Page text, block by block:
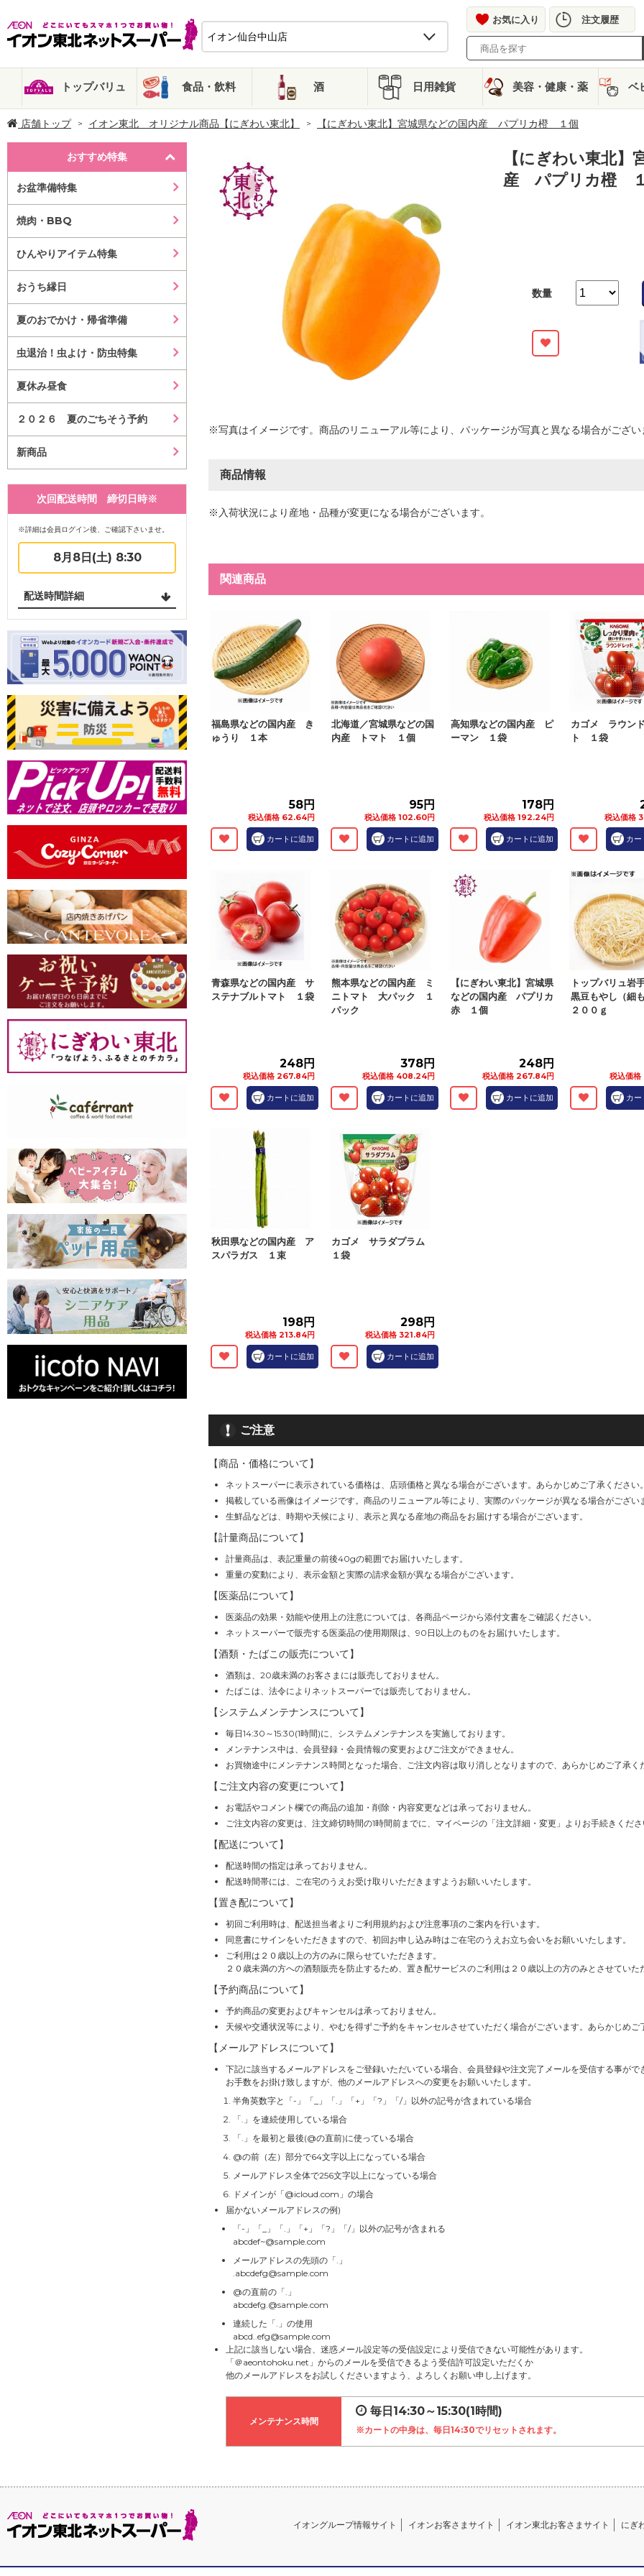
お気に入り 注文履歴
トップバリュ 食品・飲料 酒 日用雑貨 美容・健康・薬 ベ
店舗トップ イオン東北 オリジナル商品【にぎわい東北】 【にぎわい東北】宮城県などの国内産 パプリカ橙 １個
おすすめ特集
お盆準備特集
焼肉・BBQ
ひんやりアイテム特集
おうち縁日
夏のおでかけ・帰省準備
虫退治！虫よけ・防虫特集
夏休み昼食
２０２６ 夏のごちそう予約
新商品
次回配送時間 締切日時※
※詳細は会員ログイン後、ご確認下さいませ。
8月8日(土) 8:30
配送時間詳細
【にぎわい東北】
産 パプリカ橙
数量
※写真はイメージです。商品のリニューアル等により、パッケージが写真と異なる場合がござい
商品情報
※入荷状況により産地・品種が変更になる場合がございます。
関連商品
福島県などの国内産 き
ゅうり １本
58円
税込価格 62.64円
カートに追加
北海道／宮城県などの国
内産 トマト １個
95円
税込価格 102.60円
カートに追加
高知県などの国内産 ピ
ーマン １袋
178円
税込価格 192.24円
カートに追加
カゴメ ラウン
ト １袋
税込価格
カー
青森県などの国内産 サ
ステナブルトマト １袋
248円
税込価格 267.84円
カートに追加
熊本県などの国内産 ミ
ニトマト 大パック １
パック
378円
税込価格 408.24円
カートに追加
【にぎわい東北】宮城県
などの国内産 パプリカ
赤 １個
248円
税込価格 267.84円
カートに追加
トップバリュ
黒豆もやし（細
２００ｇ
税込価
カー
秋田県などの国内産 ア
スパラガス １束
198円
税込価格 213.84円
カートに追加
カゴメ サラダプラム
１袋
298円
税込価格 321.84円
カートに追加
ご注意
【商品・価格について】
ネットスーパーに表示されている価格は、店頭価格と異なる場合がございます。あらかじめご了承ください
掲載している画像はイメージです。商品のリニューアル等により、実際のパッケージが異なる場合がござい
生鮮品などは、時期や天候により、表示と異なる産地の商品をお届けする場合がございます。
【計量商品について】
計量商品は、表記重量の前後40gの範囲でお届けいたします。
重量の変動により、表示金額と実際の請求金額が異なる場合がございます。
【医薬品について】
医薬品の効果・効能や使用上の注意については、各商品ページから添付文書をご確認ください。
ネットスーパーで販売する医薬品の使用期限は、90日以上のものをお届けいたします。
【酒類・たばこの販売について】
酒類は、20歳未満のお客さまには販売しておりません。
たばこは、法令によりネットスーパーでは販売しておりません。
【システムメンテナンスについて】
毎日14:30～15:30(1時間)に、システムメンテナンスを実施しております。
メンテナンス中は、会員登録・会員情報の変更およびご注文ができません。
お買物途中にメンテナンス時間となった場合、ご注文内容は取り消しとなりますので、あらかじめご了承く
【ご注文内容の変更について】
お電話やコメント欄での商品の追加・削除・内容変更などは承っておりません。
ご注文内容の変更は、注文締切時間の1時間前までに、マイページの「注文詳細・変更」よりお手続きくだ
【配送について】
配送時間の指定は承っておりません。
配送時間帯には、ご在宅のうえお受け取りいただきますようお願いいたします。
【置き配について】
初回ご利用時は、配送担当者よりご利用規約および注意事項のご案内を行います。
同意書にサインをいただきますので、初回お申し込み時はご在宅のうえお立ち会いをお願いいたします。
ご利用は２０歳以上の方のみに限らせていただきます。
２０歳未満の方への酒類販売を防止するため、置き配サービスのご利用は２０歳以上の方のみとさせていた
【予約商品について】
予約商品の変更およびキャンセルは承っておりません。
天候や交通状況等により、やむを得ずご予約をキャンセルさせていただく場合がございます。あらかじめご
【メールアドレスについて】
下記に該当するメールアドレスをご登録いただいている場合、会員登録や注文完了メールを受信する事がで
お手数をお掛け致しますが、他のメールアドレスへの変更をお願いいたします。
半角英数字と「-」「_」「.」「+」「?」「/」以外の記号が含まれている場合
「.」を連続使用している場合
「.」を最初と最後(@の直前)に使っている場合
@の前（左）部分で64文字以上になっている場合
メールアドレス全体で256文字以上になっている場合
ドメインが「@icloud.com」の場合
届かないメールアドレスの例)
「-」「_」「.」「+」「?」「/」以外の記号が含まれる
abcdef~@sample.com
メールアドレスの先頭の「.」
.abcdefg@sample.com
@の直前の「.」
abcdefg.@sample.com
連続した「.」の使用
abcd..efg@sample.com
上記に該当しない場合、迷惑メール設定等の受信設定により受信できない可能性があります。
「＠aeontohoku.net」からのメールを受信できるよう受信許可設定いただくか
他のメールアドレスをお試しくださいますよう、よろしくお願い申し上げます。
メンテナンス時間
毎日14:30～15:30(1時間)
※カートの中身は、毎日14:30でリセットされます。
イオングループ情報サイト イオンお客さまサイト イオン東北お客さまサイト にぎ